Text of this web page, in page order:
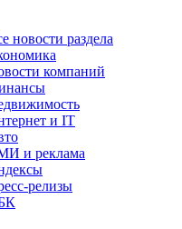
новости раздела
компаний
и IT
и реклама
релизы